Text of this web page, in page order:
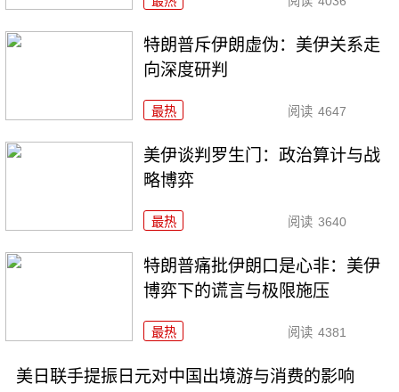
特朗普斥伊朗虚伪：美伊关系走
向深度研判
最热 阅读 4647
美伊谈判罗生门：政治算计与战
略博弈
最热 阅读 3640
特朗普痛批伊朗口是心非：美伊
博弈下的谎言与极限施压
最热 阅读 4381
美日联手提振日元对中国出境游与消费的影响